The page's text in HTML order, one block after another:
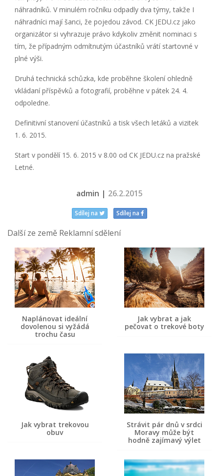
náhradníků. V minulém ročníku odpadly dva týmy, takže I
náhradníci mají šanci, že pojedou závod. CK JEDU.cz jako
organizátor si vyhrazuje právo kdykoliv změnit nominaci s
tím, že případným odmítnutým účastníků vrátí startovné v
plné výši.
Druhá technická schůzka, kde proběhne školení ohledně
vkládaní příspěvků a fotografií, proběhne v pátek 24. 4.
odpoledne.
Definitivní stanovení účastníků a tisk všech letáků a vizitek
1. 6. 2015.
Start v pondělí 15. 6. 2015 v 8.00 od CK JEDU.cz na pražské
Letné.
admin | 26.2.2015
Sdílej na Sdílej na
Další ze země Reklamní sdělení
Naplánovat ideální
dovolenou si vyžádá
trochu času
Jak vybrat a jak
pečovat o trekové boty
Jak vybrat trekovou
obuv
Strávit pár dnů v srdci
Moravy může být
hodně zajímavý výlet